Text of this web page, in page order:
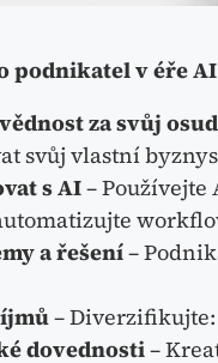
podnikatel v éře
za svůj osud
svůj vlastní
s AI– Používejte
a řešení–
–
dovednosti–